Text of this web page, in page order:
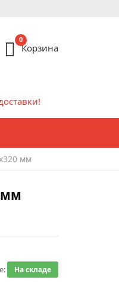
0
Корзина
мм
На складе